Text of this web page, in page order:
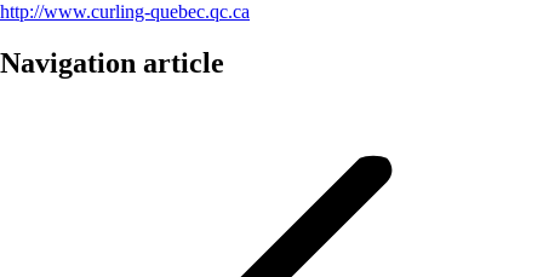
http://www.curling-quebec.qc.ca
Navigation article